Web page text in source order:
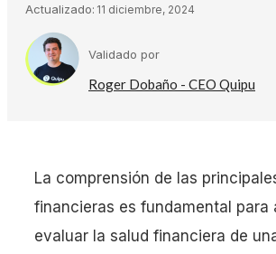
Actualizado: 11 diciembre, 2024
Validado por
Roger Dobaño - CEO Quipu
La comprensión de las
financieras es fundamental para
evaluar la salud financiera de